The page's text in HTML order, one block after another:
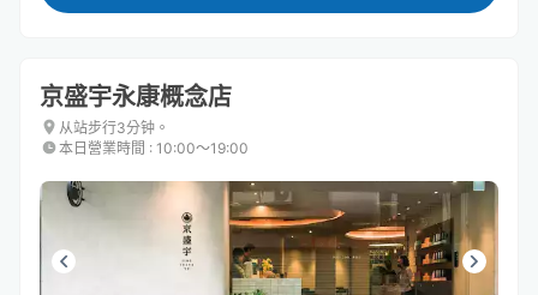
京盛宇永康概念店
从站步行3分钟。
本日營業時間 : 10:00〜19:00